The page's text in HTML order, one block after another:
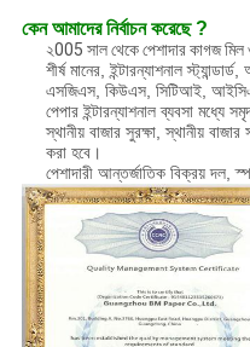
কেন আমাদের নির্বাচন করেছে ?
২005 সাল থেকে পেশাদার কাগজ মিল ও
শীর্ষ মানের, ইন্টারন্যাশনাল
এসজিএস, কিউএস, সিটিআই,
পেপার ইন্টারন্যাশনাল ব্যবসা মধ্যে
স্থানীয় বাজার সুরক্ষা, স্থানীয়
করা হবে।
পেশাদারী আন্তর্জাতিক বিক্রয় দল,